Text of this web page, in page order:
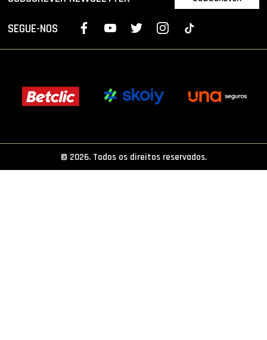
AGENDA
SELEÇÕES
MINIBASQUETE
PROJETOS
SEGUE-NOS
© 2026. Todos os direitos reservados.